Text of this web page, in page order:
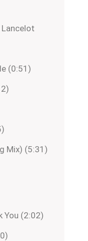
Lancelot
(0:51)
Mix) (5:31)
You (2:02)